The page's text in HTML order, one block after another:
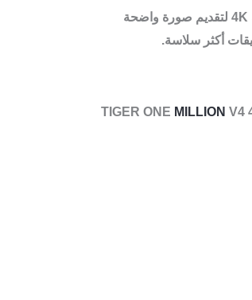
استمتع بتجربة ترفيهية لا مثيل لها مع جهاز TIGER ONE MILLION V4 .4K. يجمع هذا الجهاز بين الأداء العالي والوضوح الفائق، حيث يدعم دقة 4K لتقديم صورة واضحة
أكثر سلاسة.
TIGER ONE MILLION V4